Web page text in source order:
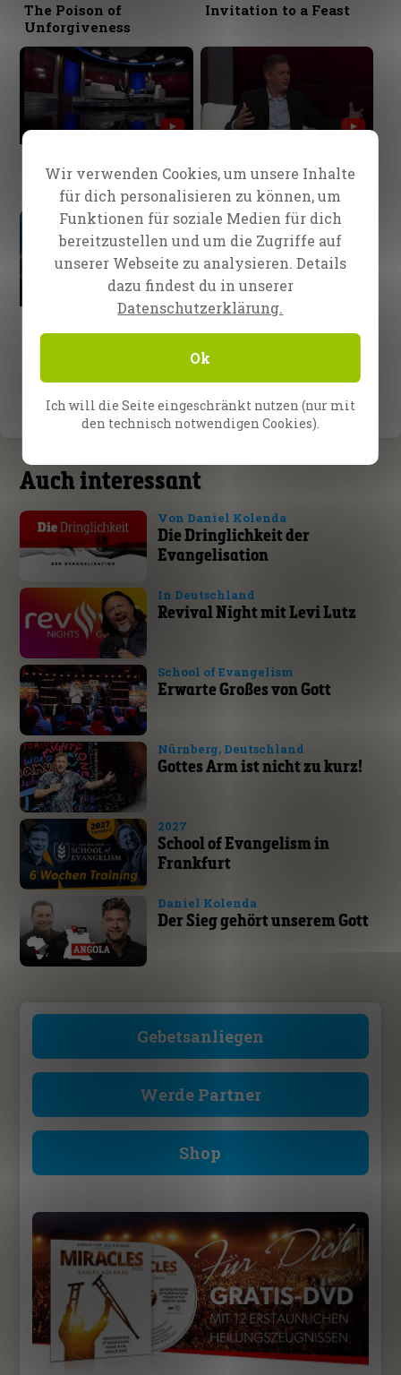
The Poison of
Unforgiveness
Invitation to a Feast
Coming To Our
Senses...
God cares for you!
Does God exist?
Episode 59
Believing in HIM
Auch interessant
Von Daniel Kolenda
Die Dringlichkeit der
Evangelisation
In Deutschland
Revival Night mit Levi Lutz
School of Evangelism
Erwarte Großes von Gott
Nürnberg, Deutschland
Gottes Arm ist nicht zu kurz!
2027
School of Evangelism in
Frankfurt
Daniel Kolenda
Der Sieg gehört unserem Gott
Gebetsanliegen
Werde Partner
Shop
Wir verwenden Cookies, um unsere Inhalte
für dich personalisieren zu können, um
Funktionen für soziale Medien für dich
bereitzustellen und um die Zugriffe auf
unserer Webseite zu analysieren. Details
dazu findest du in unserer
Datenschutzerklärung.
Ok
Ich will die Seite eingeschränkt nutzen (nur mit
den technisch notwendigen Cookies).